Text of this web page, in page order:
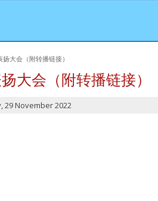
大会（附转播链接）
大会（附转播链接）
29 November 2022